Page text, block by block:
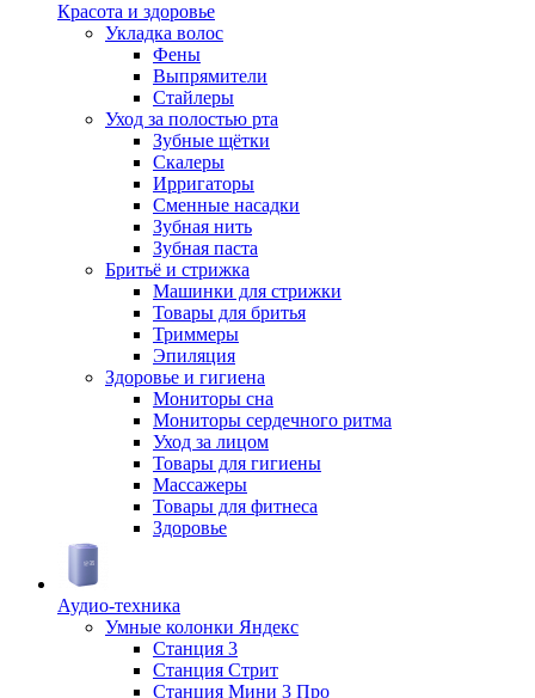
Красота и здоровье
Укладка волос
Фены
Выпрямители
Стайлеры
Уход за полостью рта
Зубные щётки
Скалеры
Ирригаторы
Сменные насадки
Зубная нить
Зубная паста
Бритьё и стрижка
Машинки для стрижки
Товары для бритья
Триммеры
Эпиляция
Здоровье и гигиена
Мониторы сна
Мониторы сердечного ритма
Уход за лицом
Товары для гигиены
Массажеры
Товары для фитнеса
Здоровье
Аудио-техника
Умные колонки Яндекс
Станция 3
Станция Стрит
Станция Мини 3 Про